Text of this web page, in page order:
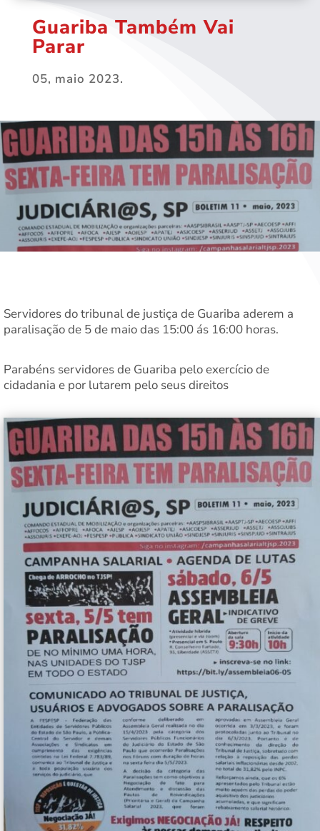
Guariba Também Vai
Parar
05, maio 2023.
Servidores do tribunal de justiça de Guariba aderem a
paralisação de 5 de maio das 15:00 ás 16:00 horas.
Parabéns servidores de Guariba pelo exercício de
cidadania e por lutarem pelo seus direitos